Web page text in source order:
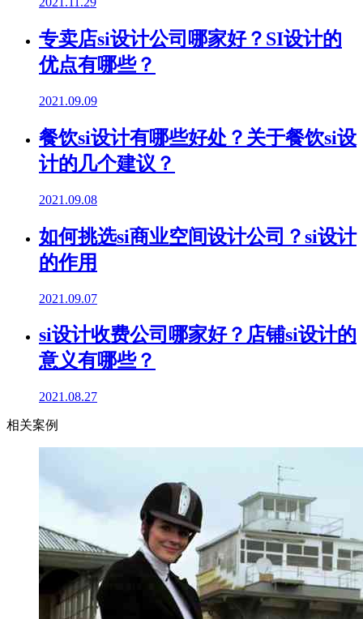
专卖店si设计公司哪家好？SI设计的
优点有哪些？
2021.09.09
餐饮si设计有哪些好处？关于餐饮si设
计的几个建议？
2021.09.08
如何挑选si商业空间设计公司？si设计
的作用
2021.09.07
si设计收费公司哪家好？店铺si设计的
意义有哪些？
2021.08.27
相关案例